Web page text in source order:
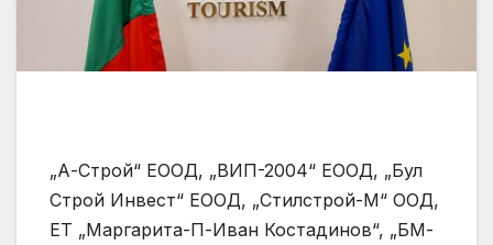
„А-Строй“ ЕООД, „ВИП-2004“ ЕООД, „Бул
Строй Инвест“ ЕООД, „Стилстрой-М“ ООД,
ЕТ „Маргарита-П-Иван Костадинов“, „БМ-